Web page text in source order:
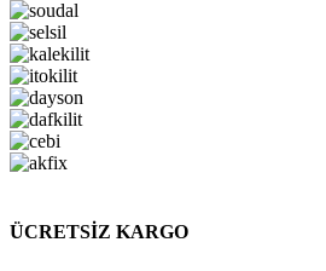
ÜCRETSİZ KARGO